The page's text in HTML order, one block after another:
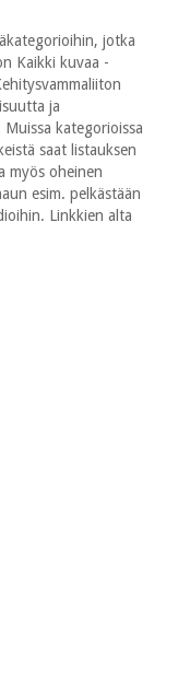
jotka
Kaikki kuvaa -
ja
kategorioissa
saat listauksen
myös oheinen
esim. pelkästään
Linkkien alta